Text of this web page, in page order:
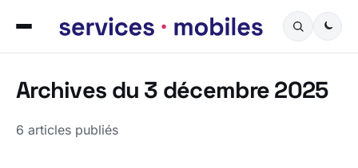
Archives du 3 décembre 2025
6 articles publiés